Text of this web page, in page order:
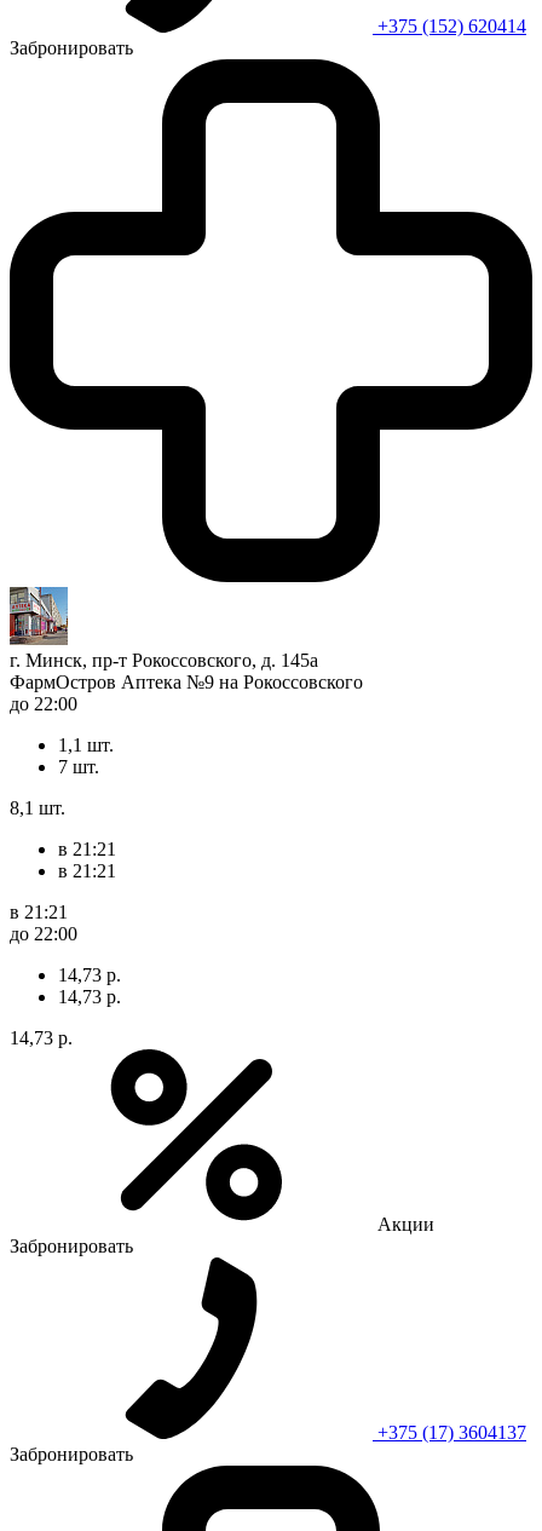
+375 (152) 620414
Забронировать
г. Минск, пр-т Рокоссовского, д. 145а
ФармОстров Аптека №9 на Рокоссовского
до 22:00
1,1 шт.
7 шт.
8,1 шт.
в 21:21
в 21:21
в 21:21
до 22:00
14,73 р.
14,73 р.
14,73 р.
Акции
Забронировать
+375 (17) 3604137
Забронировать